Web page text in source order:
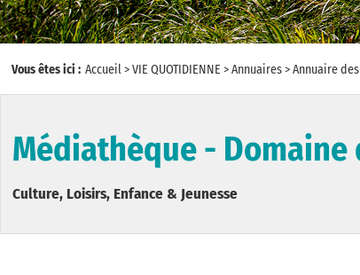
Vous êtes ici : Accueil>VIE QUOTIDIENNE >Annuaires>Annuaire
Médiathèque - Domaine
Culture, Loisirs, Enfance & Jeunesse